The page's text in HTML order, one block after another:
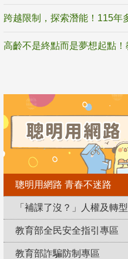
聰明用網路 青春不迷路
「補課了沒？」人權及轉
教育部全民安全指引專區
教育部詐騙防制專區